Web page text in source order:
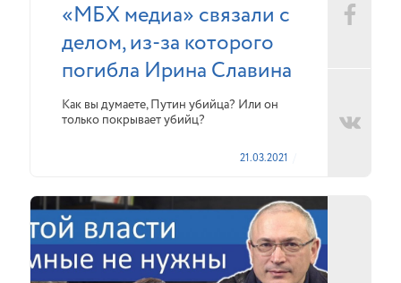
«МБХ медиа» связали с
делом, из-за которого
погибла Ирина Славина
Как вы думаете, Путин убийца? Или он
только покрывает убийц?
21.03.2021